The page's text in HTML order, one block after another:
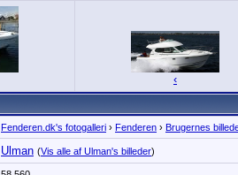
‹
Fenderen.dk's fotogalleri › Fenderen › Brugernes
Ulman (Vis alle af Ulman's billeder)